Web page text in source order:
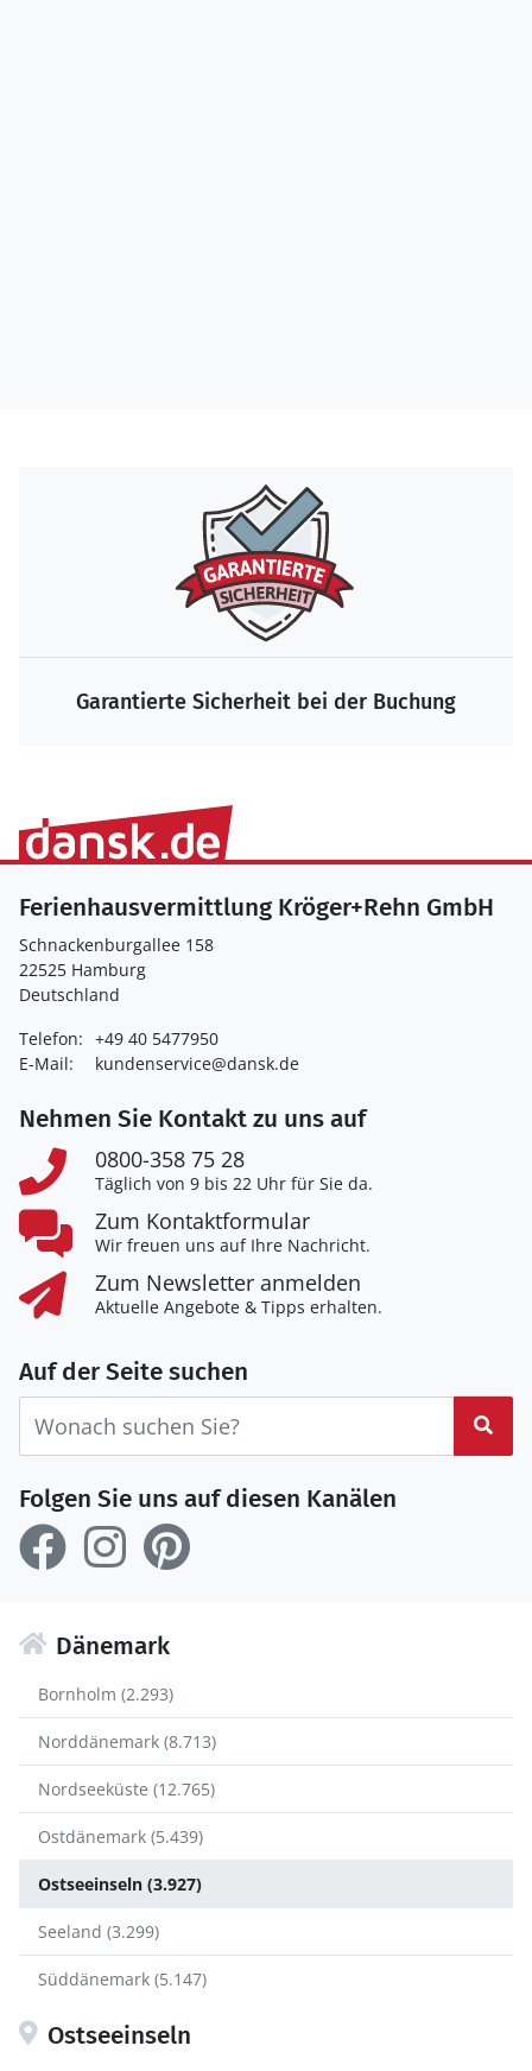
Die größte Auswahl zum Bestpreis
Ferienhausvermittlung Kröger+Rehn GmbH
Schnackenburgallee 158
22525 Hamburg
Deutschland
Telefon: +49 40 5477950
E-Mail:
kundenservice@dansk.de
Nehmen Sie Kontakt zu uns auf
0800-358 75 28
Täglich von 9 bis 22 Uhr für Sie da.
Zum Kontaktformular
Wir freuen uns auf Ihre Nachricht.
Zum Newsletter anmelden
Aktuelle Angebote & Tipps erhalten.
Auf der Seite suchen
Folgen Sie uns auf diesen Kanälen
Dänemark
Bornholm (2.293)
Norddänemark (8.713)
Nordseeküste (12.765)
Ostdänemark (5.439)
Ostseeinseln (3.927)
Seeland (3.299)
Süddänemark (5.147)
Ostseeinseln